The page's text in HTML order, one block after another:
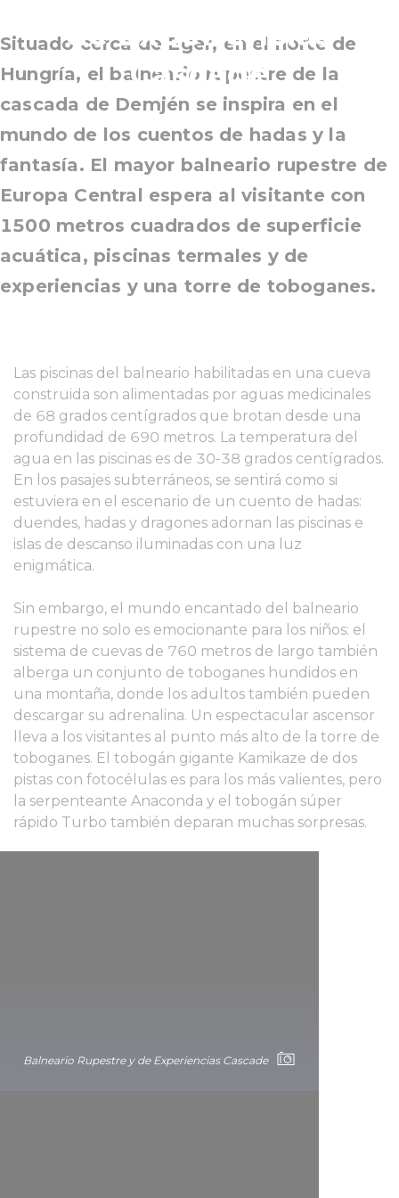
de Experiencias
Cascade
Situado cerca de Eger, en el norte de
Hungría, el balneario rupestre de la
cascada de Demjén se inspira en el
mundo de los cuentos de hadas y la
fantasía. El mayor balneario rupestre de
Europa Central espera al visitante con
1500 metros cuadrados de superficie
acuática, piscinas termales y de
experiencias y una torre de toboganes.
Las piscinas del balneario habilitadas en una cueva
construida son alimentadas por aguas medicinales
de 68 grados centígrados que brotan desde una
profundidad de 690 metros. La temperatura del
agua en las piscinas es de 30-38 grados centígrados.
En los pasajes subterráneos, se sentirá como si
estuviera en el escenario de un cuento de hadas:
duendes, hadas y dragones adornan las piscinas e
islas de descanso iluminadas con una luz
enigmática.
Sin embargo, el mundo encantado del balneario
rupestre no solo es emocionante para los niños: el
sistema de cuevas de 760 metros de largo también
alberga un conjunto de toboganes hundidos en
una montaña, donde los adultos también pueden
descargar su adrenalina. Un espectacular ascensor
lleva a los visitantes al punto más alto de la torre de
toboganes. El tobogán gigante Kamikaze de dos
pistas con fotocélulas es para los más valientes, pero
la serpenteante Anaconda y el tobogán súper
rápido Turbo también deparan muchas sorpresas.
Balneario Rupestre y de Experiencias Cascade